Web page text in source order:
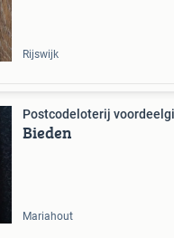
Rijswijk
Postcodeloterij
Bieden
Mariahout